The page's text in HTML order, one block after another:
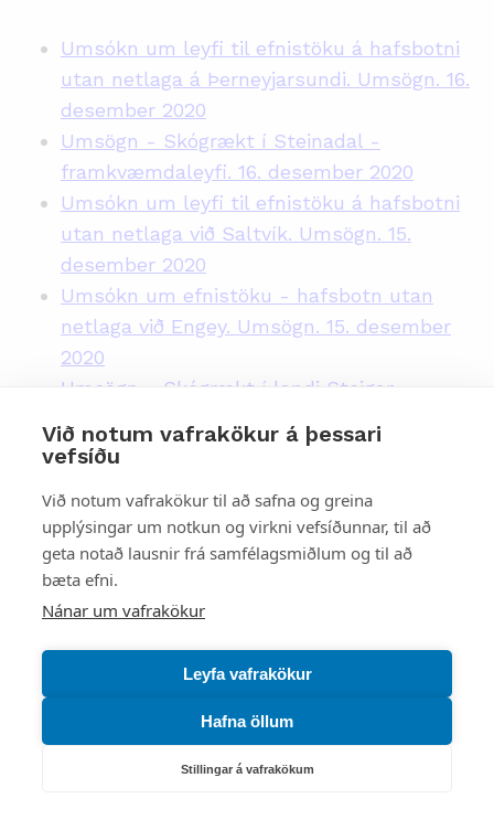
Við notum vafrakökur á þessari
vefsíðu
Við notum vafrakökur til að safna og greina
upplýsingar um notkun og virkni vefsíðunnar, til að
geta notað lausnir frá samfélagsmiðlum og til að
bæta efni.
Nánar um vafrakökur
Leyfa vafrakökur
Hafna öllum
Stillingar á vafrakökum
Umsókn um leyfi til efnistöku á hafsbotni
utan netlaga á Þerneyjarsundi. Umsögn. 16.
desember 2020
Umsögn - Skógrækt í Steinadal -
framkvæmdaleyfi. 16. desember 2020
Umsókn um leyfi til efnistöku á hafsbotni
utan netlaga við Saltvík. Umsögn. 15.
desember 2020
Umsókn um efnistöku - hafsbotn utan
netlaga við Engey. Umsögn. 15. desember
2020
Umsögn - Skógrækt í landi Steigar -
Framkvæmd - stígatenging í Grafarvogi.
Umsókn um endurnýjun á
skeldýraræktunarleyfi fyrir allt að 198 tonn
á ári í Steingrímsfirði. 1. desember 2020
Tillaga - Framkvæmdir á
Urriðakotshrauni í Garðabæ. 30. nóvember
Arnstapavegur í Þingeyjarsveit - færsla
heimreiðar. Umsögn. 16. nóvember 2020